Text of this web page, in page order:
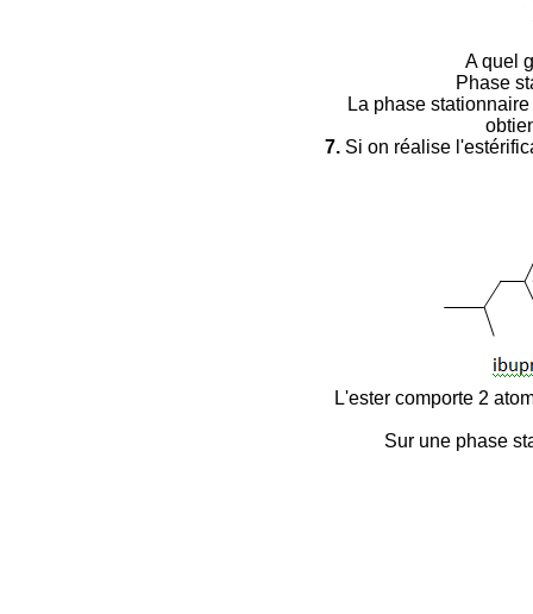
A quel
Phase
La phase
7.Si on réalise
L'ester comporte 2
Sur une phase